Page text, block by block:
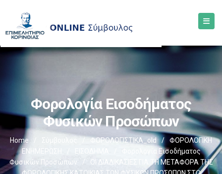
Φορολογία Εισοδήματος
Φυσικών Προσώπων
Home Σύμβουλος / ΦΟΡΟΛΟΓΙΣΤΙΚΑ_old /
ΦΟΡΟΛΟΓΙΚΗ
ΕΝΗΜΕΡΩΣΗ
ΕΙΣΟΔΗΜΑ
Φορολογία Εισοδήματος
Φυσικών Προσώπων
/
ΟΙ ΔΙΑΔΙΚΑΣΙΕΣ ΓΙΑ ΤΗ ΜΕΤΑΦΟΡΑ ΤΗΣ